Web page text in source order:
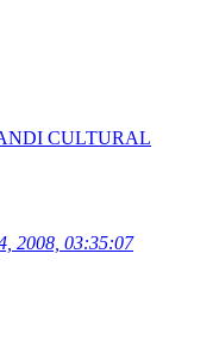
CULTURAL
2008, 03:35:07